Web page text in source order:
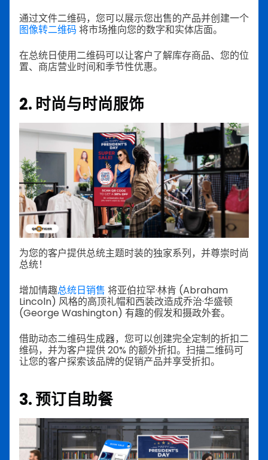
通过文件二维码，您可以展示您出售的产品并创建一个
图像转二维码 将市场推向您的数字和实体店面。
在总统日使用二维码可以让客户了解库存商品、您的位
置、商店营业时间和季节性优惠。
2. 时尚与时尚服饰
为您的客户提供总统主题时装的独家系列，并尊崇时尚
总统！
增加情趣总统日销售 将亚伯拉罕·林肯 (Abraham
Lincoln) 风格的高顶礼帽和西装改造成乔治·华盛顿
(George Washington) 有趣的假发和摄政外套。
借助动态二维码生成器，您可以创建完全定制的折扣二
维码，并为客户提供 20% 的额外折扣。扫描二维码可
让您的客户探索该品牌的促销产品并享受折扣。
3. 预订自助餐